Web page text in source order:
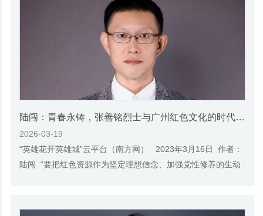
陆闯：青春永铸，张善铭烈士与广州红色文化的时代价值
2026-03-19
“英雄花开英雄城”云平台（南方网） 2023年3月16日 作者：
陆闯 “要把红色资源作为坚定理想信念、加强党性修养的生动